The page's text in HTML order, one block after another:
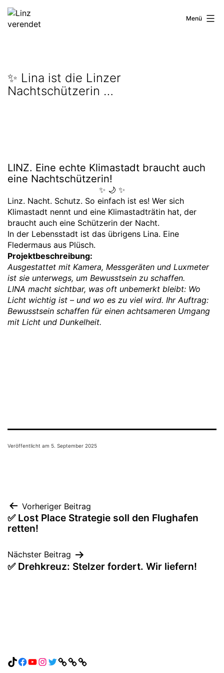
Zum
Inhalt
springen
Linz
verendet
Menü
✨ Lina ist die Linzer
Nachtschützerin …
LINZ. Eine echte Klimastadt braucht auch
eine Nachtschützerin!
✨ 🌙 ✨
Linz. Nacht. Schutz. So einfach ist es! Wer sich
Klimastadt nennt und eine Klimastadträtin hat, der
braucht auch eine Schützerin der Nacht.
In der Lebensstadt ist das übrigens Lina. Eine
Fledermaus aus Plüsch.
Projektbeschreibung:
Ausgestattet mit Kamera, Messgeräten und Luxmeter
ist sie unterwegs, um Bewusstsein zu schaffen.
LINA macht sichtbar, was oft unbemerkt bleibt: Wo
Licht wichtig ist – und wo es zu viel wird. Ihr Auftrag:
Bewusstsein schaffen für einen achtsameren Umgang
mit Licht und Dunkelheit.
Veröffentlicht am 5. September 2025
Beitragsnavigation
Vorheriger Beitrag
✅ Lost Place Strategie soll den Flughafen
retten!
Nächster Beitrag
✅ Drehkreuz: Stelzer fordert. Wir liefern!
TikTok
Facebook
YouTube
Instagram
Twitter
LinkLinkLink